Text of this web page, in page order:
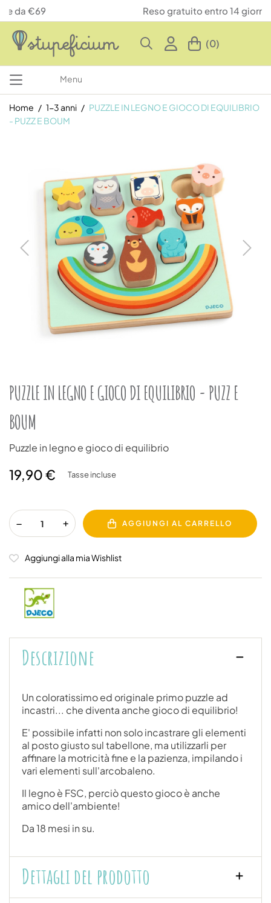
Reso gratuito entro 14 giorni
(0)
Menu
Home 1-3 anni
PUZZLE IN LEGNO E GIOCO DI EQUILIBRIO
- PUZZ E BOUM
PUZZLE IN LEGNO E GIOCO DI EQUILIBRIO - PUZZ E
BOUM
Puzzle in legno e gioco di equilibrio
19,90 € Tasse incluse
AGGIUNGI AL CARRELLO
Aggiungi alla mia Wishlist
Descrizione
Un coloratissimo ed originale primo puzzle ad
incastri... che diventa anche gioco di equilibrio!
E' possibile infatti non solo incastrare gli elementi
al posto giusto sul tabellone, ma utilizzarli per
affinare la motricità fine e la pazienza, impilando i
vari elementi sull'arcobaleno.
Il legno è FSC, perciò questo gioco è anche
amico dell'ambiente!
Da 18 mesi in su.
Dettagli del prodotto